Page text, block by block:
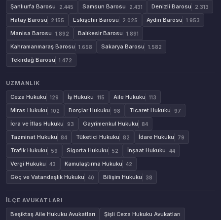
Şanlıurfa Barosu 2.445 Samsun Barosu 2.431 Denizli Barosu 2.313
Hatay Barosu 2.155 Eskişehir Barosu 2.025 Aydın Barosu 1.953
Manisa Barosu 1.892 Balıkesir Barosu 1.891
Kahramanmaraş Barosu 1.658 Sakarya Barosu 1.582
Tekirdağ Barosu 1.472
UZMANLIK
Ceza Hukuku
129 İş Hukuku 115 Aile Hukuku 113
Miras Hukuku 102 Borçlar Hukuku 98 Ticaret Hukuku 97
İcra ve İflas Hukuku 93 Gayrimenkul Hukuku 84
Tazminat Hukuku 84 Tüketici Hukuku 82 İdare Hukuku 79
Trafik Hukuku 59 Sigorta Hukuku 52 İnşaat Hukuku 44
Vergi Hukuku 43 Kamulaştırma Hukuku 42
Göç ve Vatandaşlık Hukuku 40 Bilişim Hukuku 38
İLÇE AVUKATLARI
Beşiktaş Aile Hukuku Avukatları
Şişli Ceza Hukuku Avukatları